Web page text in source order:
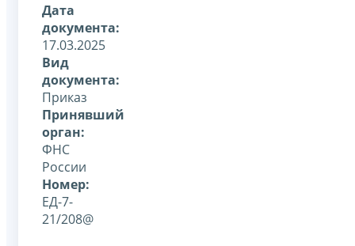
Дата
документа:
17.03.2025
Вид
документа:
Приказ
Принявший
орган:
ФНС
России
Номер:
ЕД-7-
21/208@